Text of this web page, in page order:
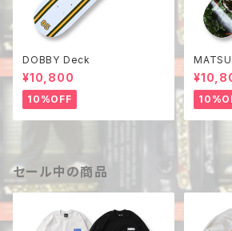
DOBBY Deck
¥10,800
10%OFF
セール中の商品